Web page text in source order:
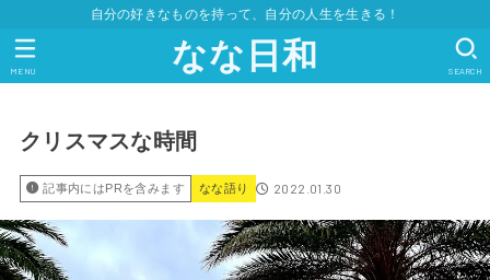
自分の好きなものを持って、自分の人生を生きる！
なな日和 SEARCH
MENU
クリスマスな時間
記事内にはPRを含みます なな語り 2022.01.30